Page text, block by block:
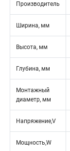
Производитель
Ширина, мм
Высота, мм
Глубина, мм
Монтажный
диаметр, мм
Напряжение,V
Мощность,W